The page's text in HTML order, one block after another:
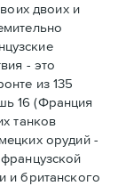
двоих и
- это
из 135
16 (Франция
танков
орудий -
и британского